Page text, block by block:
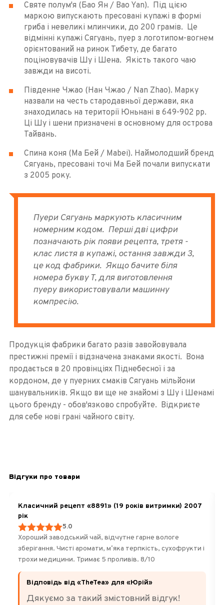
Святе полум'я (Бао Ян / Bao Yan). Під цією
маркою випускають пресовані купажі в формі
гриба і невеликі млинчики, до 200 грамів. Це
відмінні купажі Сягуань, пуер з логотипом-вогнем
орієнтований на ринок Тибету, де багато
поціновувачів Шу і Шена. Якість такого чаю
завжди на висоті.
Південне Чжао (Нан Чжао / Nan Zhao). Марку
назвали на честь стародавньої держави, яка
знаходилась на території Юньнані в 649-902 рр.
Ці Шу і шени призначені в основному для острова
Тайвань.
Спина коня (Ма Бей / Mabei). Наймолодший бренд
Сягуань, пресовані точі Ма Бей почали випускати
з 2005 року.
Пуери Сягуань маркують класичним
номерним кодом. Перші дві цифри
позначають рік появи рецепта, третя -
клас листя в купажі, остання завжди 3,
це код фабрики. Якщо бачите біля
номера букву Т, для виготовлення
пуеру використовували машинну
компресію.
Продукція фабрики багато разів завойовувала
престижні премії і відзначена знаками якості. Вона
продається в 20 провінціях Піднебесної і за
кордоном, де у пуерних смаків Сягуань мільйони
шанувальників. Якщо ви ще не знайомі з Шу і Шенамі
цього бренду - обов'язково спробуйте. Відкриєте
для себе нові грані чайного світу.
Відгуки про товари
Класичний рецепт «8891» (19 років витримки) 2007
рік
5.0
Хороший заводський чай, відчутне гарне вологе
зберігання. Чисті аромати, мʼяка терпкість, сухофрукти і
трохи медицини. Тримає 5 проливів. 8/10
Відповідь від «TheTea» для «Юрій»
Дякуємо за такий змістовний відгук!